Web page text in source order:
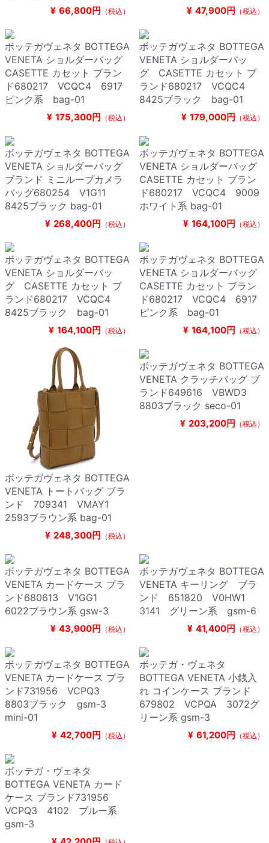
¥ 66,800円 （税込） ¥ 47,900円 （税込）
ボッテガヴェネタ BOTTEGA
VENETA ショルダーバッグ
CASETTE カセット ブラン
ド680217 VCQC4 6917
ピンク系 bag-01
¥ 175,300円 （税込）
ボッテガヴェネタ BOTTEGA
VENETA ショルダーバッ
グ CASETTE カセット ブ
ランド680217 VCQC4
8425ブラック bag-01
¥ 179,000円 （税込）
ボッテガヴェネタ BOTTEGA
VENETA ショルダーバッグ
ブランド ミニループカメラ
バッグ680254 V1G11
8425ブラック bag-01
¥ 268,400円 （税込）
ボッテガヴェネタ BOTTEGA
VENETA ショルダーバッグ
CASETTE カセット ブラン
ド680217 VCQC4 9009
ホワイト系 bag-01
¥ 164,100円 （税込）
ボッテガヴェネタ BOTTEGA
VENETA ショルダーバッ
グ CASETTE カセット ブ
ランド680217 VCQC4
8425ブラック bag-01
¥ 164,100円 （税込）
ボッテガヴェネタ BOTTEGA
VENETA ショルダーバッグ
CASETTE カセット ブラン
ド680217 VCQC4 6917
ピンク系 bag-01
¥ 164,100円 （税込）
ボッテガヴェネタ BOTTEGA
VENETA トートバッグ ブラ
ンド 709341 VMAY1
2593ブラウン系 bag-01
¥ 248,300円 （税込）
ボッテガヴェネタ BOTTEGA
VENETA クラッチバッグ ブ
ランド649616 VBWD3
8803ブラック seco-01
¥ 203,200円 （税込）
ボッテガヴェネタ BOTTEGA
VENETA カードケース ブラ
ンド680613 V1GG1
6022ブラウン系 gsw-3
¥ 43,900円 （税込）
ボッテガヴェネタ BOTTEGA
VENETA キーリング ブラ
ンド 651820 V0HW1
3141 グリーン系 gsm-6
¥ 41,400円 （税込）
ボッテガヴェネタ BOTTEGA
VENETA カードケース ブラ
ンド731956 VCPQ3
8803ブラック gsm-3
mini-01
¥ 42,700円 （税込）
ボッテガ・ヴェネタ
BOTTEGA VENETA 小銭入
れ コインケース ブランド
679802 VCPQA 3072グ
リーン系 gsm-3
¥ 61,200円 （税込）
ボッテガ・ヴェネタ
BOTTEGA VENETA カード
ケース ブランド731956
VCPQ3 4102 ブルー系
gsm-3